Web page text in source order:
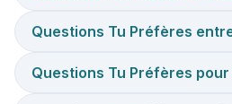
Questions Tu Préfères
Questions Tu Préfères